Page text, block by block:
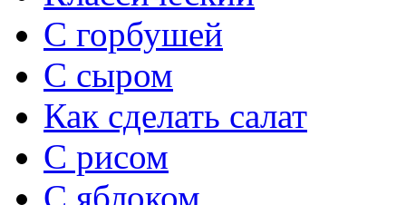
С горбушей
С сыром
Как сделать салат
С рисом
С яблоком